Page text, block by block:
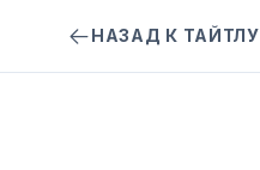
НАЗАД К ТАЙТЛУ